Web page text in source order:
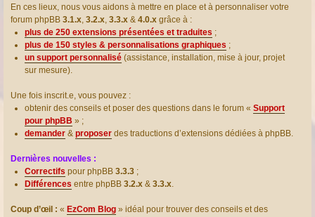
En ces lieux, nous vous aidons à mettre en place et à personnaliser votre
forum phpBB 3.1.x, 3.2.x, 3.3.x & 4.0.x grâce à :
plus de 250 extensions présentées et traduites ;
plus de 150 styles & personnalisations graphiques ;
un support personnalisé (assistance, installation, mise à jour, projet
sur mesure).
Une fois inscrit.e, vous pouvez :
obtenir des conseils et poser des questions dans le forum « Support
pour phpBB » ;
demander & proposer des traductions d’extensions dédiées à phpBB.
Dernières nouvelles :
Correctifs pour phpBB 3.3.3 ;
Différences entre phpBB 3.2.x & 3.3.x.
Coup d’œil : « EzCom Blog » idéal pour trouver des conseils et des